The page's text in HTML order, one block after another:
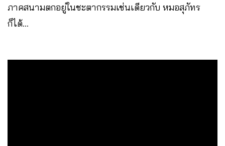
ภาคสนามตกอยู่ในชะตากรรมเช่นเดียวกับ หมอสุภัทร
ก็ได้…